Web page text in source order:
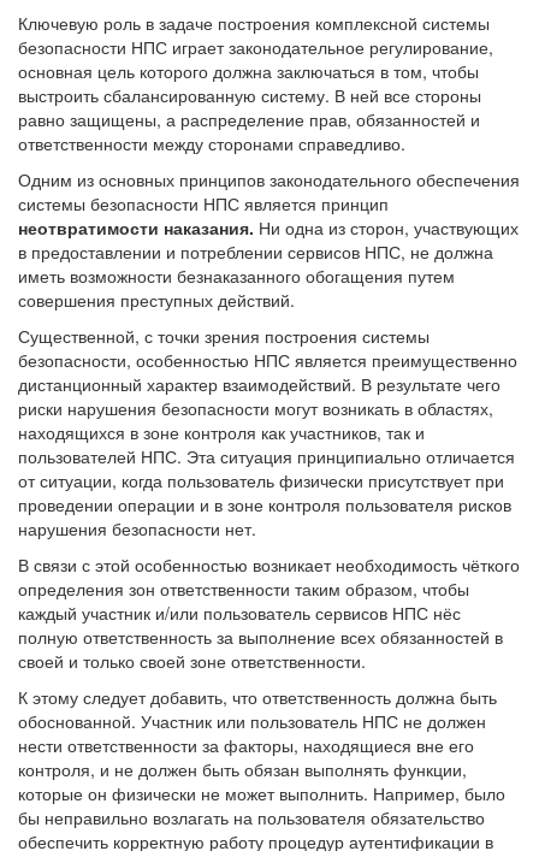
Ключевую роль в задаче построения комплексной системы
безопасности НПС играет законодательное регулирование,
основная цель которого должна заключаться в том, чтобы
выстроить сбалансированную систему. В ней все стороны
равно защищены, а распределение прав, обязанностей и
ответственности между сторонами справедливо.
Одним из основных принципов законодательного обеспечения
системы безопасности НПС является принцип
неотвратимости наказания. Ни одна из сторон, участвующих
в предоставлении и потреблении сервисов НПС, не должна
иметь возможности безнаказанного обогащения путем
совершения преступных действий.
Существенной, с точки зрения построения системы
безопасности, особенностью НПС является преимущественно
дистанционный характер взаимодействий. В результате чего
риски нарушения безопасности могут возникать в областях,
находящихся в зоне контроля как участников, так и
пользователей НПС. Эта ситуация принципиально отличается
от ситуации, когда пользователь физически присутствует при
проведении операции и в зоне контроля пользователя рисков
нарушения безопасности нет.
В связи с этой особенностью возникает необходимость чёткого
определения зон ответственности таким образом, чтобы
каждый участник и/или пользователь сервисов НПС нёс
полную ответственность за выполнение всех обязанностей в
своей и только своей зоне ответственности.
К этому следует добавить, что ответственность должна быть
обоснованной. Участник или пользователь НПС не должен
нести ответственности за факторы, находящиеся вне его
контроля, и не должен быть обязан выполнять функции,
которые он физически не может выполнить. Например, было
бы неправильно возлагать на пользователя обязательство
обеспечить корректную работу процедур аутентификации в